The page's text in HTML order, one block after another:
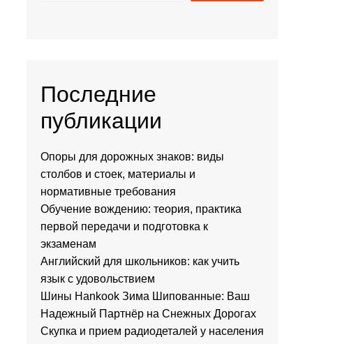
Последние
публикации
Опоры для дорожных знаков: виды
столбов и стоек, материалы и
нормативные требования
Обучение вождению: теория, практика
первой передачи и подготовка к
экзаменам
Английский для школьников: как учить
язык с удовольствием
Шины Hankook Зима Шипованные: Ваш
Надежный Партнёр на Снежных Дорогах
Скупка и прием радиодеталей у населения